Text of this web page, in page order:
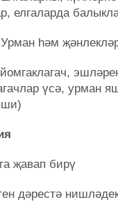
елгаларда
һәм
үсә, урман
җавап бирү
дәрестә